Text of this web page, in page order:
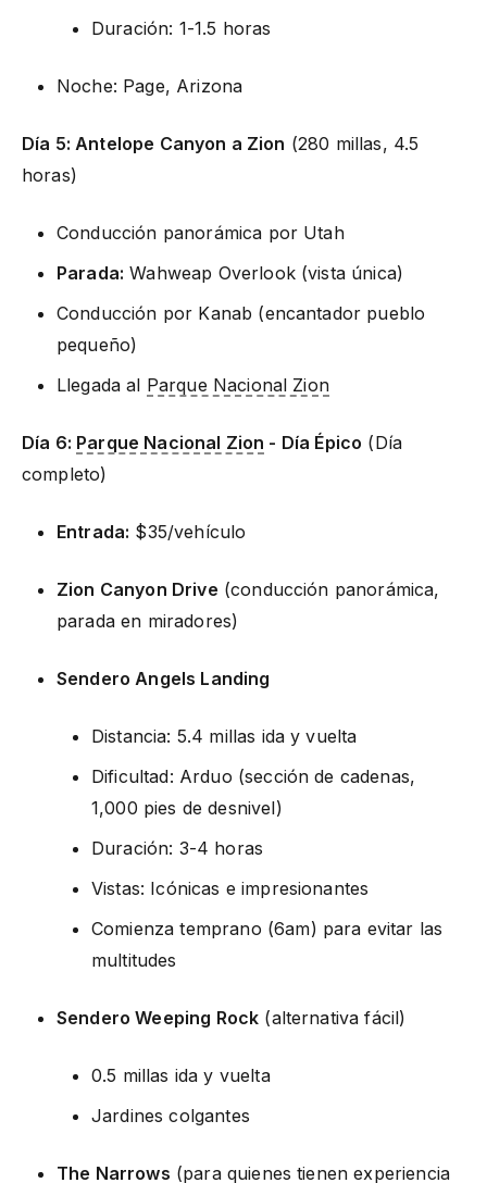
Duración: 1-1.5 horas
Noche: Page, Arizona
Día 5: Antelope Canyon a Zion (280 millas, 4.5
horas)
Conducción panorámica por Utah
Parada: Wahweap Overlook (vista única)
Conducción por Kanab (encantador pueblo
pequeño)
Llegada al Parque Nacional Zion
Día 6: Parque Nacional Zion - Día Épico (Día
completo)
Entrada: $35/vehículo
Zion Canyon Drive (conducción panorámica,
parada en miradores)
Sendero Angels Landing
Distancia: 5.4 millas ida y vuelta
Dificultad: Arduo (sección de cadenas,
1,000 pies de desnivel)
Duración: 3-4 horas
Vistas: Icónicas e impresionantes
Comienza temprano (6am) para evitar las
multitudes
Sendero Weeping Rock (alternativa fácil)
0.5 millas ida y vuelta
Jardines colgantes
The Narrows (para quienes tienen experiencia